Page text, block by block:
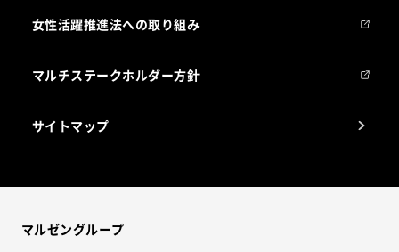
女性活躍推進法への取り組み
マルチステークホルダー方針
サイトマップ
マルゼングループ